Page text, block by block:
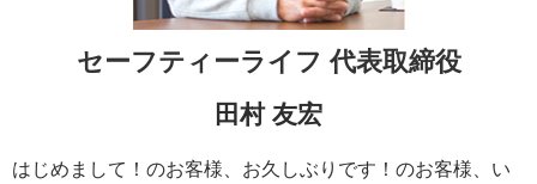
セーフティーライフ代表取締役
田村 友宏
はじめまして！のお客様、お久しぶりです！のお客様、い